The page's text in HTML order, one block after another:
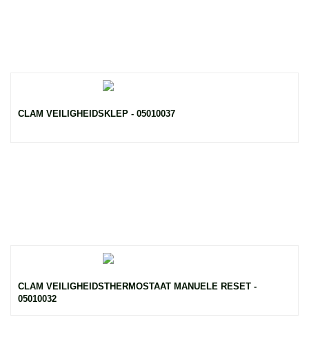
CLAM VEILIGHEIDSKLEP - 05010037
CLAM VEILIGHEIDSTHERMOSTAAT MANUELE RESET -
05010032